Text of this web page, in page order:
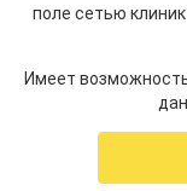
поле сетью
Имеет